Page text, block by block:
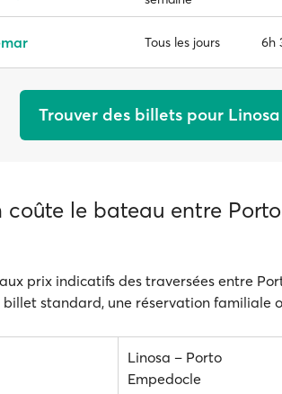
Tous les jours 6h
Trouver des billets pour
coûte le bateau entre
prix indicatifs des traversées entre
standard, une réservation familiale
Linosa – Porto
Empedocle